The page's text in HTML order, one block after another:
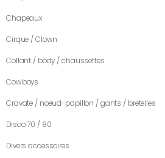
Chapeaux
Cirque / Clown
Collant / body / chaussettes
Cowboys
Cravate / noeud-papillon / gants / bretelles
Disco 70 / 80
Divers accessoires